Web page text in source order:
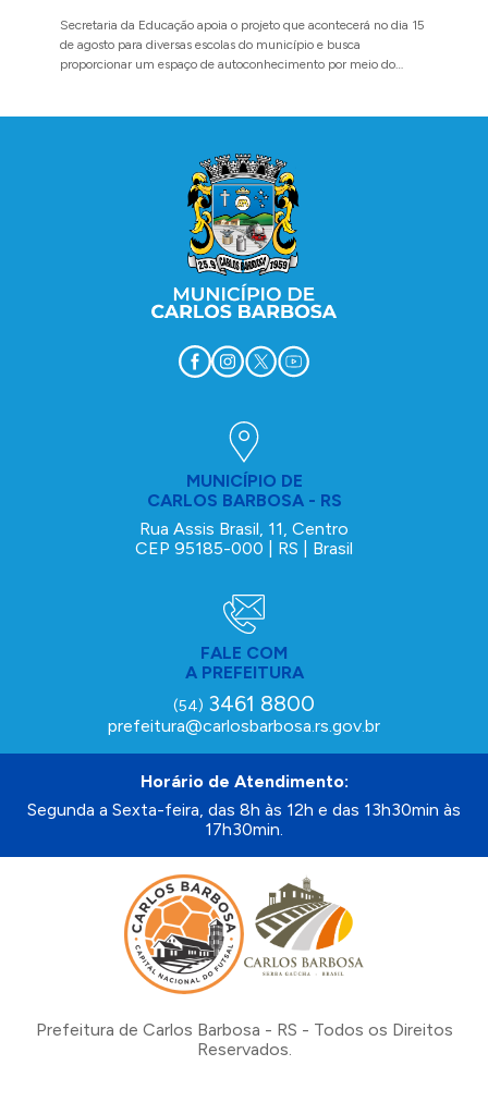
Secretaria da Educação apoia o projeto que acontecerá no dia 15
de agosto para diversas escolas do município e busca
proporcionar um espaço de autoconhecimento por meio do
MUNICÍPIO DE
CARLOS BARBOSA - RS
Rua Assis Brasil, 11, Centro
CEP 95185-000 | RS | Brasil
FALE COM
A PREFEITURA
(54) 3461 8800
prefeitura@carlosbarbosa.rs.gov.br
Horário de Atendimento:
Segunda a Sexta-feira, das 8h às 12h e das 13h30min às
17h30min.
Prefeitura de Carlos Barbosa - RS - Todos os Direitos
Reservados.